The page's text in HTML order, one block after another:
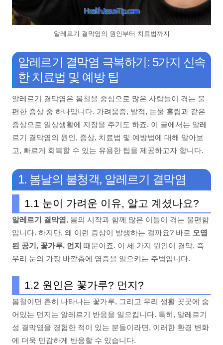
알레르기 결막염의 원인부터 치료법까지
알레르기 결막염 극복하기: 5가지 신속
한 치료법 및 예방 팁
알레르기 결막염은 봄철을 중심으로 많은 사람들이 겪는 불
편한 증상 중 하나입니다. 가려움증, 발적, 눈물 흘림과 같은
증상으로 일상생활에 지장을 주기도 하죠. 이 글에서는 알레
르기 결막염의 원인, 증상, 치료법 및 예방법에 대해 알아보
고, 빠르게 회복할 수 있는 유용한 팁을 제공하고자 합니다.
1. 봄날의 불청객, 알레르기 결막염
1.1 눈이 가려운 이유, 알고 계셨나요?
알레르기 결막염, 봄의 시작과 함께 많은 이들이 겪는 불편함
입니다. 하지만, 왜 이런 증상이 발생하는 걸까요? 바로 오염
된 공기, 꽃가루, 먼지 때문이죠. 이 세 가지 원인이 결막, 즉
우리 눈의 가장 바깥층에 염증을 일으키는 주범입니다.
1.2 원인은 꽃가루? 먼지?
봄철이면 흔히 나타나는 꽃가루, 그리고 우리 생활 곳곳에 숨
어있는 먼지는 알레르기 반응을 일으킵니다. 특히, 알레르기
성 결막염을 경험한 적이 있는 분들이라면, 이러한 환경 변화
에 더욱 민감하게 반응할 수 있습니다.